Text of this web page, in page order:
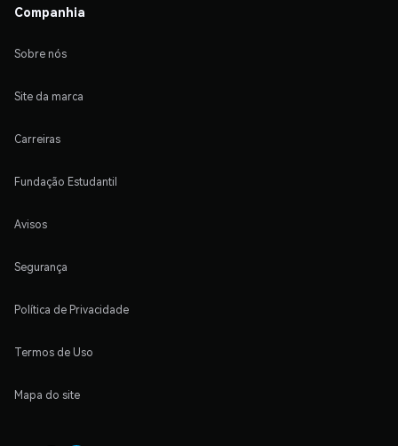
Companhia
Sobre nós
Site da marca
Carreiras
Fundação Estudantil
Avisos
Segurança
Política de Privacidade
Termos de Uso
Mapa do site